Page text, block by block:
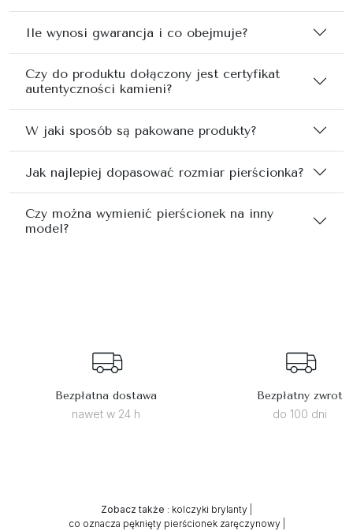
Ile wynosi gwarancja i co obejmuje?
Czy do produktu dołączony jest certyfikat
autentyczności kamieni?
W jaki sposób są pakowane produkty?
Jak najlepiej dopasować rozmiar pierścionka?
Czy można wymienić pierścionek na inny
model?
Bezpłatna dostawa
nawet w 24 h
Bezpłatny zwrot
do 100 dni
Zobacz także : kolczyki brylanty
co oznacza pęknięty pierścionek zaręczynowy|